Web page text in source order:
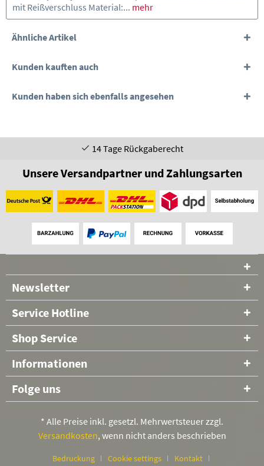
mit Reißverschluss Material:... mehr
Ähnliche Artikel
Kunden kauften auch
Kunden haben sich ebenfalls angesehen
Tage Rückgaberecht
Unsere Versandpartner und Zahlungsarten
Newsletter
Service Hotline
Shop Service
Informationen
Folge uns
* Alle Preise inkl. gesetzl. Mehrwertsteuer zzgl.
Versandkosten, wenn nicht anders beschrieben
Bedruckung Cookie settings Kontakt